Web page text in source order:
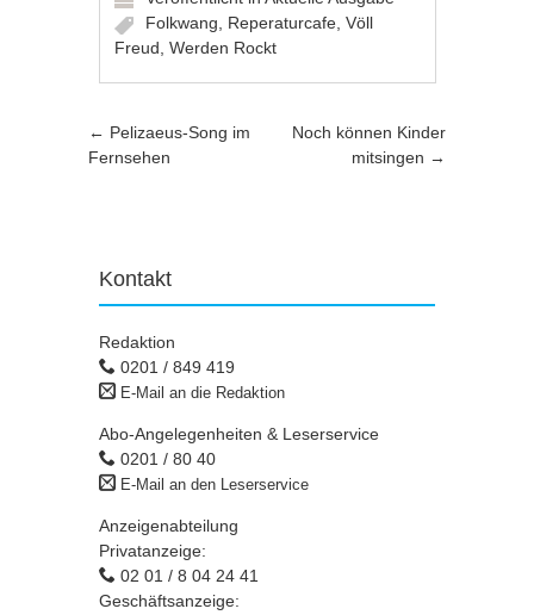
Folkwang
Reperaturcafe ,Völl
Freud ,Werden Rockt
Artikel-Navigation
← Pelizaeus-Song im
Fernsehen
Noch können Kinder
mitsingen →
Kontakt
Redaktion
0201 / 849 419
E-Mail an die Redaktion
Abo-Angelegenheiten & Leserservice
0201 / 80 40
E-Mail an den Leserservice
Anzeigenabteilung
Privatanzeige:
02 01 / 8 04 24 41
Geschäftsanzeige: